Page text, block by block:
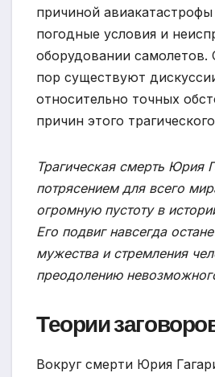
причиной
погодные условия и
оборудовании самолетов.
пор существуют
относительно точных
причин этого
Трагическая смерть Юрия
потрясением для всего
огромную пустоту в
Его подвиг навсегда
мужества и стремления
преодолению
Теории
Вокруг смерти Юрия